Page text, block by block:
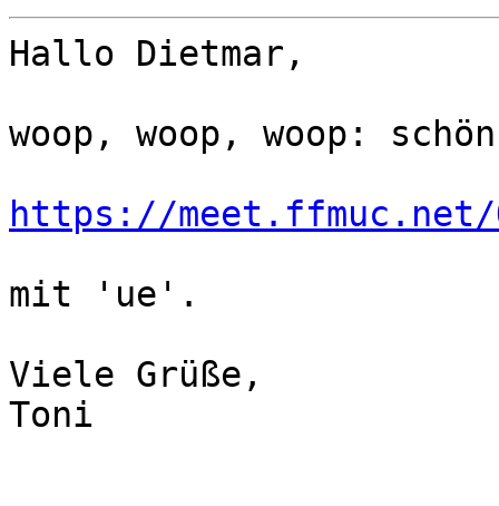
Hallo Dietmar,
woop, woop, woop:
https://meet.ffmuc.net/
mit 'ue'.
Viele Grüße,
Toni